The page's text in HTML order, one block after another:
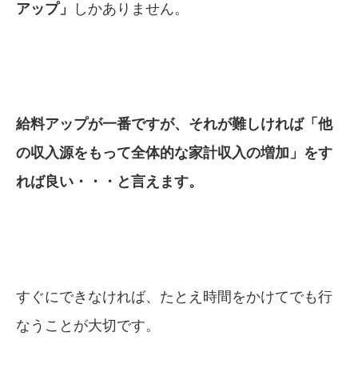
アップ」
しかありません。
給料アップが一番ですが、それが難しければ「他
の収入源をもって全体的な家計収入の増加」をす
れば良い・・・と言えます。
すぐにできなければ、たとえ時間をかけてでも行
なうことが大切です。